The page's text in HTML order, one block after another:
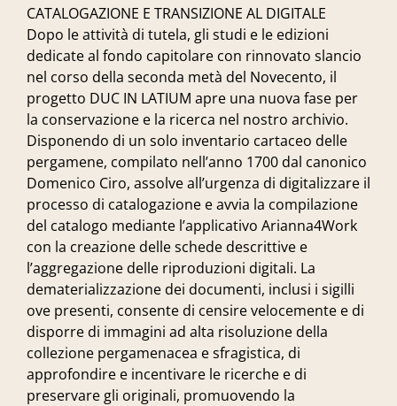
CATALOGAZIONE E TRANSIZIONE AL DIGITALE
Dopo le attività di tutela, gli studi e le edizioni
dedicate al fondo capitolare con rinnovato slancio
nel corso della seconda metà del Novecento, il
progetto DUC IN LATIUM apre una nuova fase per
la conservazione e la ricerca nel nostro archivio.
Disponendo di un solo inventario cartaceo delle
pergamene, compilato nell’anno 1700 dal canonico
Domenico Ciro, assolve all’urgenza di digitalizzare il
processo di catalogazione e avvia la compilazione
del catalogo mediante l’applicativo Arianna4Work
con la creazione delle schede descrittive e
l’aggregazione delle riproduzioni digitali. La
dematerializzazione dei documenti, inclusi i sigilli
ove presenti, consente di censire velocemente e di
disporre di immagini ad alta risoluzione della
collezione pergamenacea e sfragistica, di
approfondire e incentivare le ricerche e di
preservare gli originali, promuovendo la